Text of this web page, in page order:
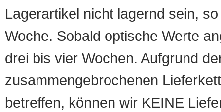
Lagerartikel nicht lagernd sein,
Woche. Sobald optische Werte
drei bis vier Wochen. Aufgrund
zusammengebrochenen
betreffen, können wir KEINE